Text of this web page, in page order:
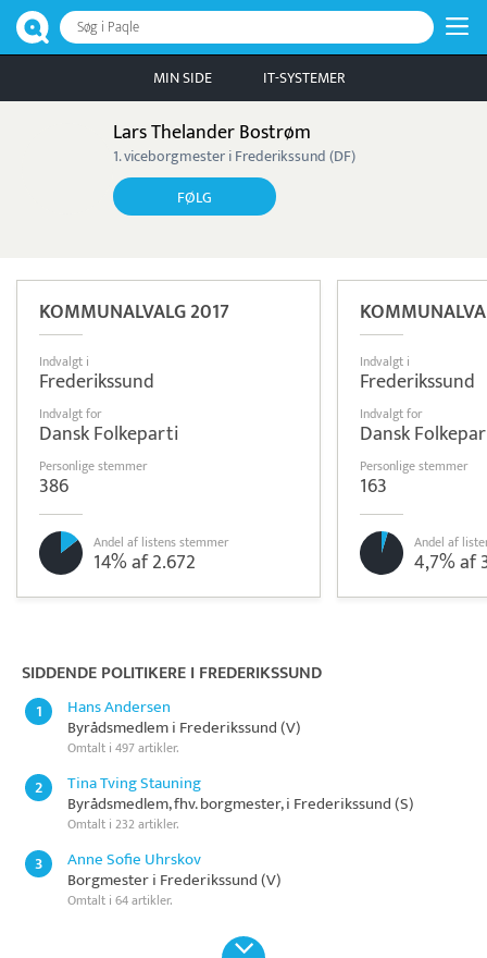
Søg i Paqle
MIN SIDE IT-SYSTEMER
Lars Thelander Bostrøm
1. viceborgmester i Frederikssund (DF)
FØLG
KOMMUNALVALG 2017
Indvalgt i
Frederikssund
Indvalgt for
Dansk Folkeparti
Personlige stemmer
386
Andel af listens stemmer
14% af 2.672
Indvalgt i
Frederikssund
Indvalgt for
Dansk
Personlige stemmer
163
Andel af
4,7% af
SIDDENDE POLITIKERE I FREDERIKSSUND
1 Hans Andersen
Byrådsmedlem i Frederikssund (V)
Omtalt i 497 artikler.
2 Tina Tving Stauning
Byrådsmedlem, fhv. borgmester, i Frederikssund (S)
Omtalt i 232 artikler.
3 Anne Sofie Uhrskov
Borgmester i Frederikssund (V)
Omtalt i 64 artikler.